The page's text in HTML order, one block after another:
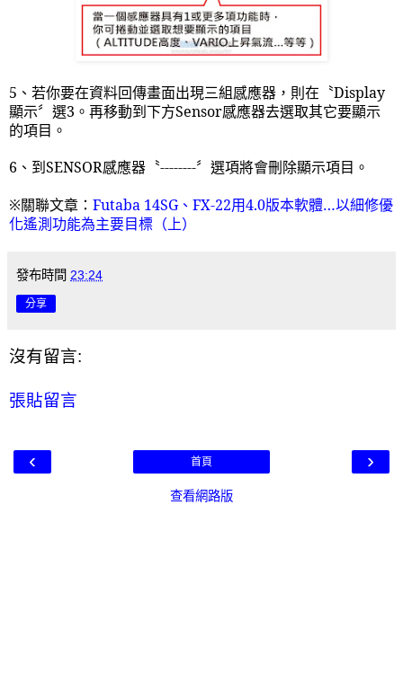
5 、若你要在資料回傳畫面出現三組感應器，則在〝Display
顯示〞選3 。再移動到下方Sensor感應器去選取其它要顯示
的項目。
6 、到SENSOR感應器〝--------〞選項將會刪除顯示項目。
※關聯文章： Futaba 14SG、 FX-22用4.0版本軟體…以細修優
化遙測功能為主要目標（上）
發布時間 23:24
分享
沒有留言:
張貼留言
‹ ›
首頁
查看網路版